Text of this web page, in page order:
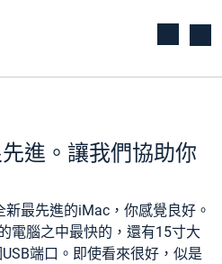
進。讓我們協助你
最先進的iMac，你感覺良好。
電腦之中最快的，還有15寸大
端口。即使看來很好，似是